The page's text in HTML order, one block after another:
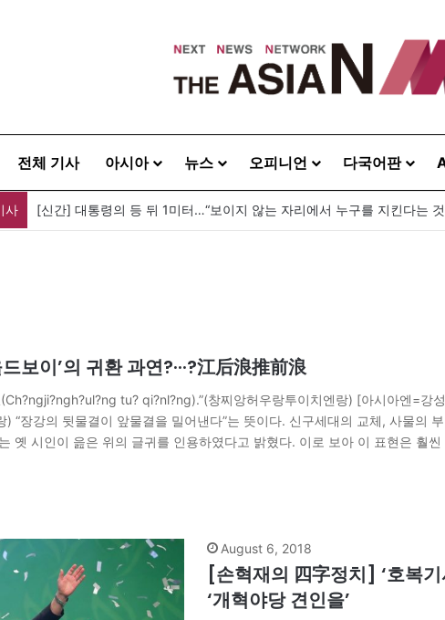
전체 기사 아시아 뉴스 오피니언 다국어판
사 [신간] 대통령의 등 뒤 1미터…“보이지 않는 자리에서 누구를 지킨다는 것
보이’의 귀환 과연?···?江后浪推前浪
tu? qi?nl?ng).”(창찌앙허우랑투이치엔랑) [아시아엔=
) “장강의 뒷물결이 앞물결을 밀어낸다”는 뜻이다. 신구세대의 교체, 사물의
옛 시인이 읊은 위의 글귀를 인용하였다고 밝혔다. 이로 보아 이 표현은 훨
August 6, 2018
[손혁재의 四字정치] ‘호복기
‘개혁야당 견인을’